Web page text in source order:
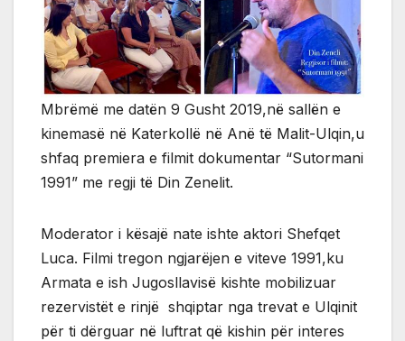
Mbrëmë me datën 9 Gusht 2019,në sallën e
kinemasë në Katerkollë në Anë të Malit-Ulqin,u
shfaq premiera e filmit dokumentar “Sutormani
1991” me regji të Din Zenelit.
Moderator i kësajë nate ishte aktori Shefqet
Luca. Filmi tregon ngjarëjen e viteve 1991,ku
Armata e ish Jugosllavisë kishte mobilizuar
rezervistët e rinjë shqiptar nga trevat e Ulqinit
për ti dërguar në luftrat që kishin për interes